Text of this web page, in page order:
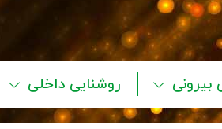
بیرونی روشنایی داخلی